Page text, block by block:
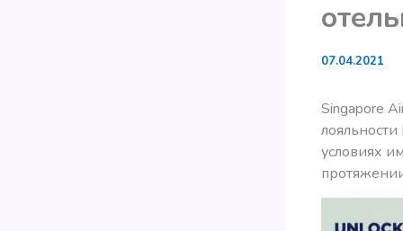
07.04.2021
Singapore
условиях